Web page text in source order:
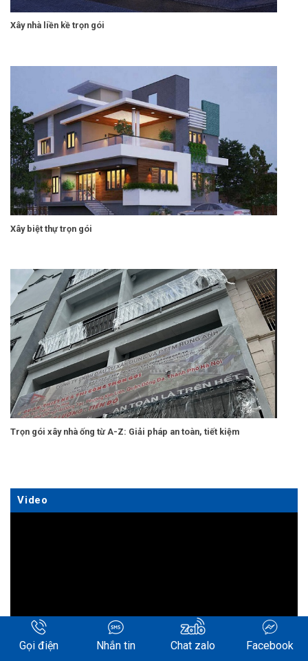
Xây nhà liền kề trọn gói
Xây biệt thự trọn gói
Trọn gói xây nhà ống từ A-Z: Giải pháp an toàn, tiết kiệm
Video
Gọi điện Nhắn tin Chat zalo Facebook